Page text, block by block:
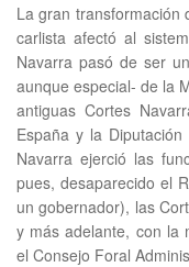
La gran transformación
carlista afectó al
Navarra pasó de ser
aunque especial- de la
antiguas Cortes
España y la
Navarra ejerció las
pues, desaparecido el
un gobernador), las
y más adelante, con la
el Consejo Foral